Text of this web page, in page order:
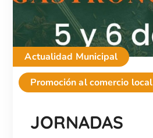
Actualidad Municipal
Promoción al comercio local
JORNADAS